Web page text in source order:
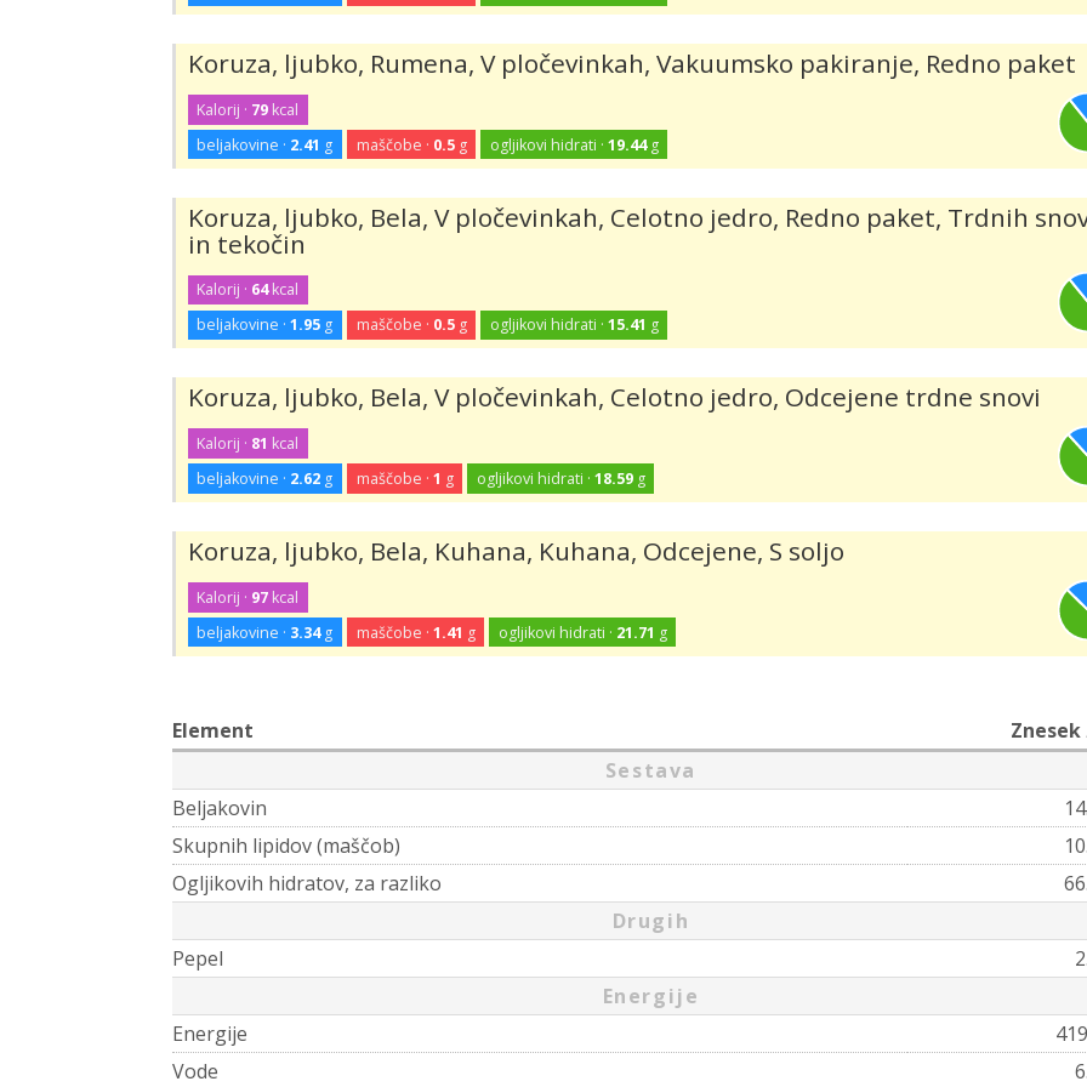
Koruza, ljubko, Rumena, V pločevinkah, Vakuumsko pakiranje, Redno paket
Kalorij · 79 kcal
beljakovine · 2.41 g maščobe · 0.5g ogljikovi hidrati · 19.44g
Koruza, ljubko, Bela, V pločevinkah, Celotno jedro, Redno paket, Trdnih
in tekočin
Kalorij · 64kcal
beljakovine ·1.95 g maščobe · 0.5g ogljikovi hidrati · 15.41 g
Koruza, ljubko, Bela, V pločevinkah, Celotno jedro, Odcejene trdne snovi
Kalorij · 81 kcal
beljakovine · 2.62 g maščobe · 1 g ogljikovi hidrati · 18.59g
Koruza, ljubko, Bela, Kuhana, Kuhana, Odcejene, S soljo
Kalorij · 97 kcal
beljakovine · 3.34g maščobe · 1.41 g ogljikovi hidrati · 21.71 g
Element Znesek
Sestava
Beljakovin
Skupnih lipidov (maščob)
Ogljikovih hidratov, za razliko
Drugih
Pepel
Energije
Energije
Vode